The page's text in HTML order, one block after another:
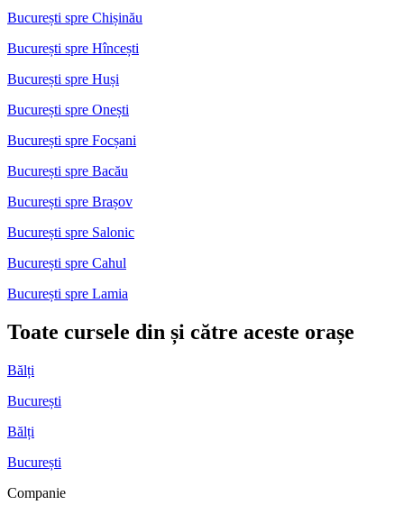
București spre Chișinău
București spre Hîncești
București spre Huși
București spre Onești
București spre Focșani
București spre Bacău
București spre Brașov
București spre Salonic
București spre Cahul
București spre Lamia
Toate cursele din și către aceste orașe
Bălți
București
Bălți
București
Companie